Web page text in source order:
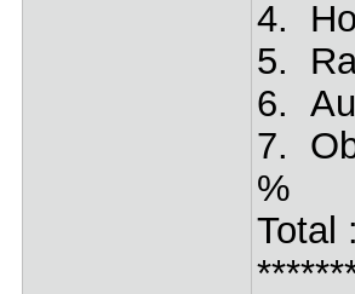
4.
5.
6.
7.
%
Total